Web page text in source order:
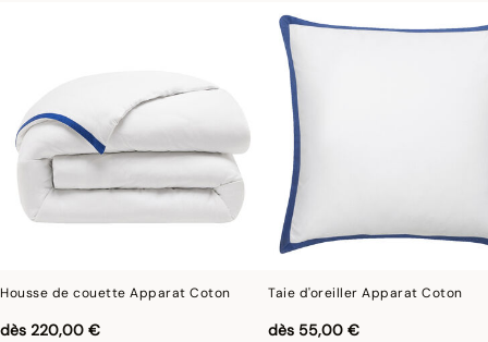
Housse de couette Apparat Coton
dès 220,00 €
Taie d'oreiller Apparat Coton
dès 55,00 €